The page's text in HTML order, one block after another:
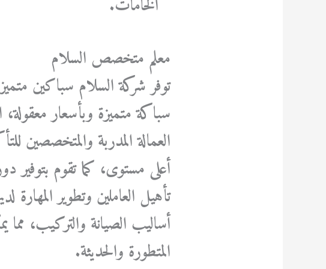
الخامات.
معلم متخصص السلام
توفر شركة السلام سباكين
سباكة متميزة وبأسعار معقولة،
العمالة المدربة والمتخصصين
أعلى مستوى، كما تقوم
تأهيل العاملين وتطوير
أساليب الصيانة والتركيب،
المتطورة والحديثة.